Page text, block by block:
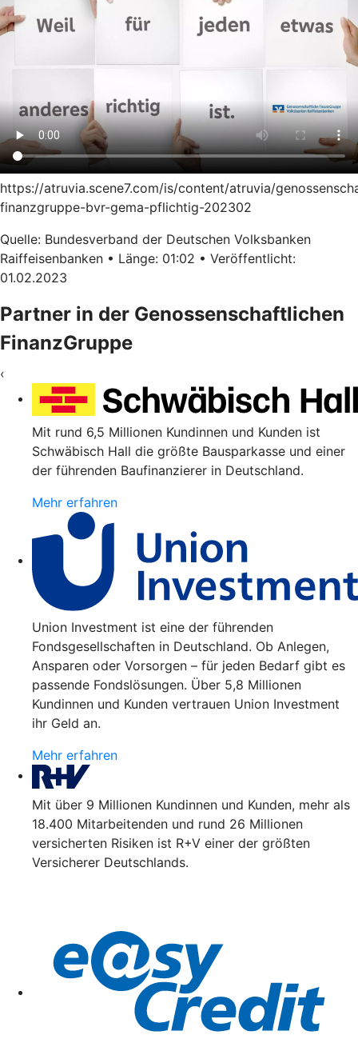
https://atruvia.scene7.com/is/content/atruvia/
finanzgruppe-bvr-gema-pflichtig-202302
Quelle: Bundesverband der Deutschen Volksbanken
Raiffeisenbanken • Länge: 01:02 • Veröffentlicht:
01.02.2023
Partner in der Genossenschaftlichen
FinanzGruppe
‹
Mit rund 6,5 Millionen Kundinnen und Kunden ist
Schwäbisch Hall die größte Bausparkasse und einer
der führenden Baufinanzierer in Deutschland.
Mehr erfahren
Union Investment ist eine der führenden
Fondsgesellschaften in Deutschland. Ob Anlegen,
Ansparen oder Vorsorgen – für jeden Bedarf gibt es
passende Fondslösungen. Über 5,8 Millionen
Kundinnen und Kunden vertrauen Union Investment
ihr Geld an.
Mehr erfahren
Mit über 9 Millionen Kundinnen und Kunden, mehr als
18.400 Mitarbeitenden und rund 26 Millionen
versicherten Risiken ist R+V einer der größten
Versicherer Deutschlands.